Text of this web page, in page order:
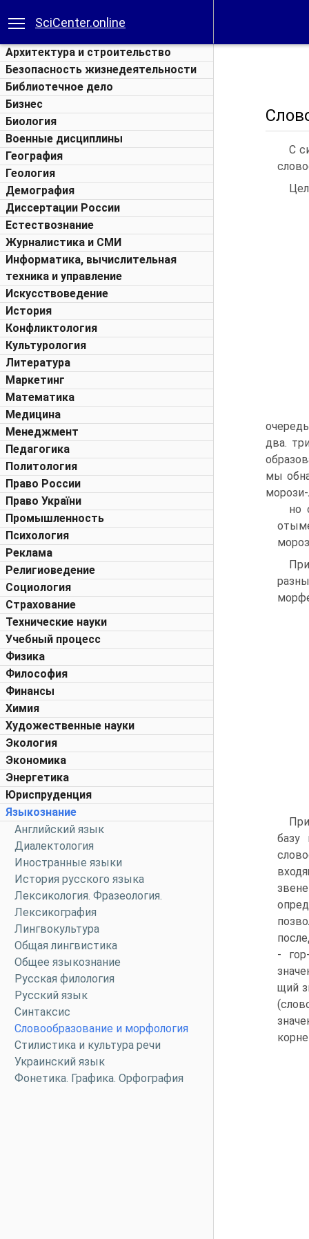
SciCenter.online
Архитектура и строительство
Безопасность жизнедеятельности
Библиотечное дело
Бизнес
Биология
Военные дисциплины
География
Геология
Демография
Диссертации России
Естествознание
Журналистика и СМИ
Информатика, вычислительная
техника и управление
Искусствоведение
История
Конфликтология
Культурология
Литература
Маркетинг
Математика
Медицина
Менеджмент
Педагогика
Политология
Право России
Право України
Промышленность
Психология
Реклама
Религиоведение
Социология
Страхование
Технические науки
Учебный процесс
Физика
Философия
Финансы
Химия
Художественные науки
Экология
Экономика
Энергетика
Юриспруденция
Языкознание
Английский язык
Диалектология
Иностранные языки
История русского языка
Лексикология. Фразеология.
Лексикография
Лингвокультура
Общая лингвистика
Общее языкознание
Русская филология
Русский язык
Синтаксис
Словообразование и морфология
Стилистика и культура речи
Украинский язык
Фонетика. Графика. Орфография
С
два.
мы
но
базу
-
щий